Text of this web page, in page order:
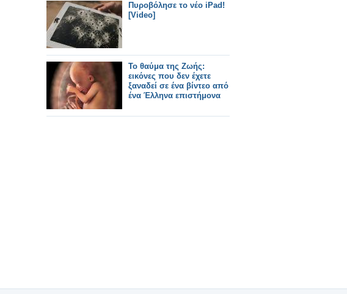
Πυροβόλησε το νέο iPad!
[Video]
Το θαύμα της Ζωής:
εικόνες που δεν έχετε
ξαναδεί σε ένα βίντεο από
ένα Έλληνα επιστήμονα